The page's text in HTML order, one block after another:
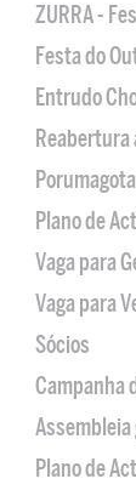
ZURRA -
Festa do
Entrudo
Reabertura
Porumagota
Plano de
Vaga para
Vaga para
Sócios
Campanha
Assembleia
Plano de